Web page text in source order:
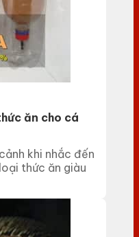
ăn cho cá
khi nhắc đến
thức ăn giàu